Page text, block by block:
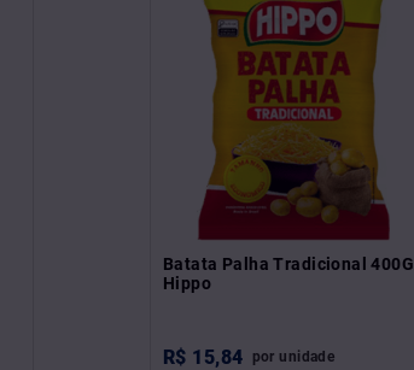
Batata Palha Tradicional 400G
Hippo
R$ 15,84 por unidade